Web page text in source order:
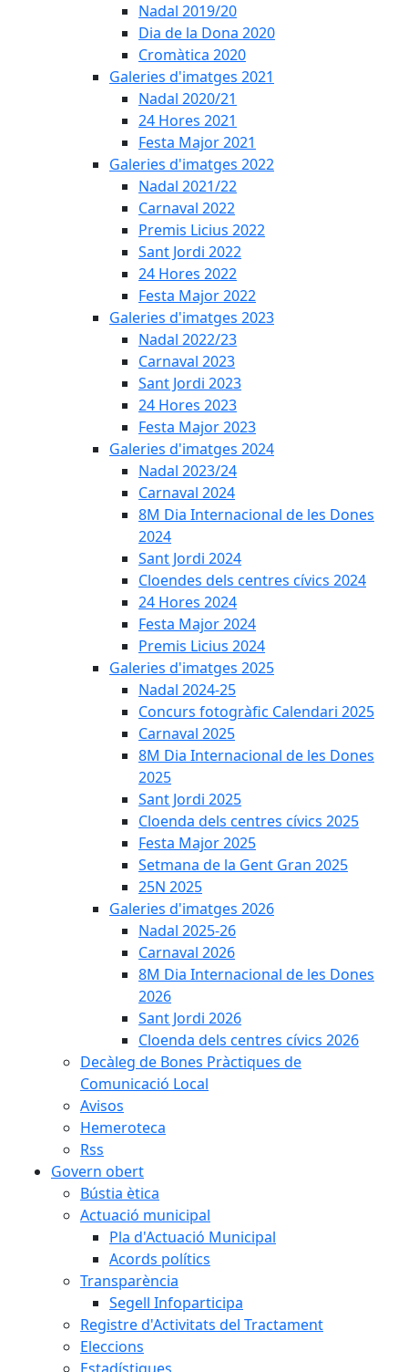
Nadal 2019/20
Dia de la Dona 2020
Cromàtica 2020
Galeries d'imatges 2021
Nadal 2020/21
24 Hores 2021
Festa Major 2021
Galeries d'imatges 2022
Nadal 2021/22
Carnaval 2022
Premis Licius 2022
Sant Jordi 2022
24 Hores 2022
Festa Major 2022
Galeries d'imatges 2023
Nadal 2022/23
Carnaval 2023
Sant Jordi 2023
24 Hores 2023
Festa Major 2023
Galeries d'imatges 2024
Nadal 2023/24
Carnaval 2024
8M Dia Internacional de les Dones
2024
Sant Jordi 2024
Cloendes dels centres cívics 2024
24 Hores 2024
Festa Major 2024
Premis Licius 2024
Galeries d'imatges 2025
Nadal 2024-25
Concurs fotogràfic Calendari 2025
Carnaval 2025
8M Dia Internacional de les Dones
2025
Sant Jordi 2025
Cloenda dels centres cívics 2025
Festa Major 2025
Setmana de la Gent Gran 2025
25N 2025
Galeries d'imatges 2026
Nadal 2025-26
Carnaval 2026
8M Dia Internacional de les Dones
2026
Sant Jordi 2026
Cloenda dels centres cívics 2026
Decàleg de Bones Pràctiques de
Comunicació Local
Avisos
Hemeroteca
Rss
Govern obert
Bústia ètica
Actuació municipal
Pla d'Actuació Municipal
Acords polítics
Transparència
Segell Infoparticipa
Registre d'Activitats del Tractament
Eleccions